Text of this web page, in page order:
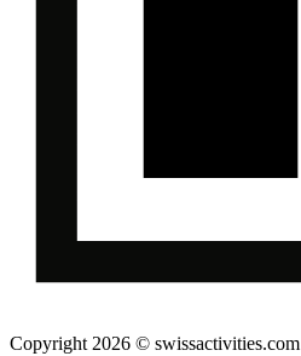
Copyright 2026 © swissactivities.com